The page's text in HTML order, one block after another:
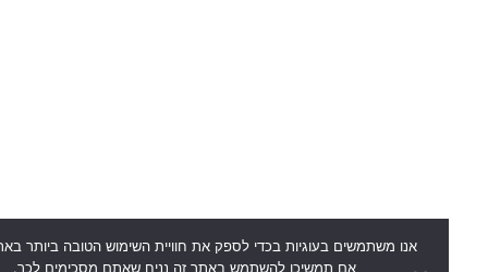
אנו משתמשים בעוגיות בכדי לספק את חוויית השימוש הטובה ביותר באתר
אם תמשיכו להשתמש באתר זה נניח שאתם מסכימים לכך.